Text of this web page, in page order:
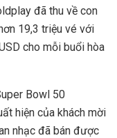
đã thu về con
19,3 triệu vé với
cho mỗi buổi hòa
Bowl 50
hiện của khách mời
nhạc đã bán được